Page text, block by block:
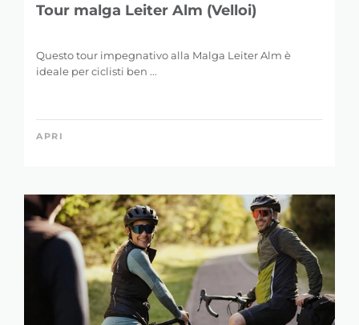
Tour malga Leiter Alm (Velloi)
Questo tour impegnativo alla Malga Leiter Alm è
ideale per ciclisti ben ...
APRI